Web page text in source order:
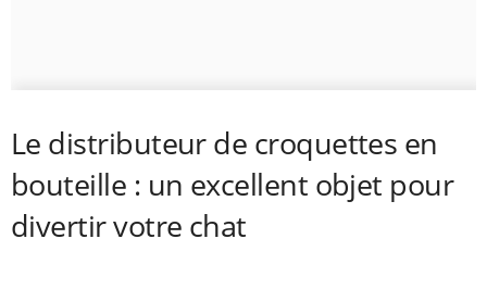
Le distributeur de croquettes en
bouteille : un excellent objet pour
divertir votre chat